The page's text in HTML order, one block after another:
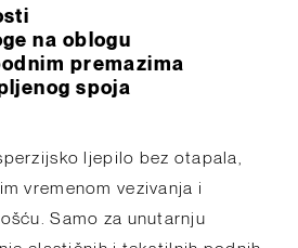
na oblogu
premazima
spoja
ljepilo bez otapala,
vremenom vezivanja i
Samo za unutarnju